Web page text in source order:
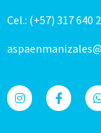
Cel.: (+57) 317 640